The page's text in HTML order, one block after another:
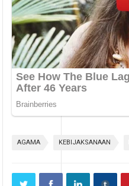
AGAMA KEBIJAKSANAAN